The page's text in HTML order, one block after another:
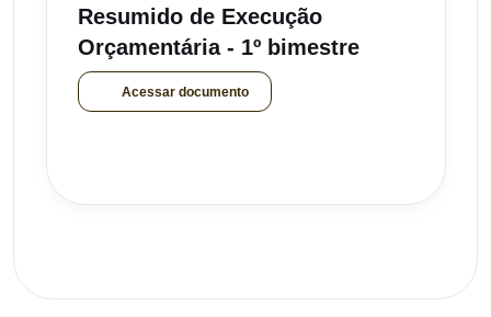
Resumido de Execução
Orçamentária - 1º bimestre
Acessar documento